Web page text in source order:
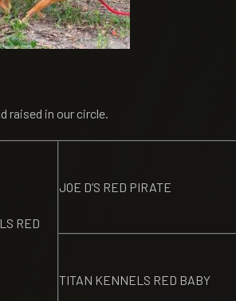
raised in our circle.
RED
JOE D’S RED PIRATE
TITAN KENNELS RED BABY